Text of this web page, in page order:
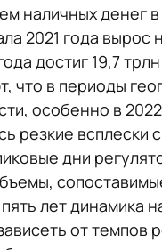
наличных денег
2021 года вырос
достиг 19,7
что в периоды
особенно в
резкие всплески
дни
лет динамика
от темпов